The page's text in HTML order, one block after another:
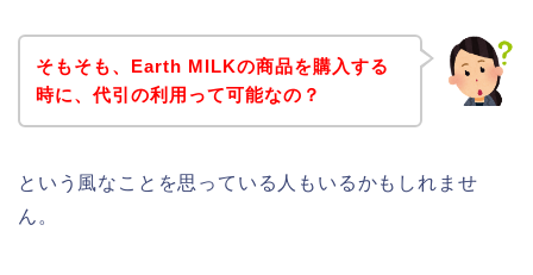
そもそも、Earth MILKの商品を購入する
時に、代引の利用って可能なの？
という風なことを思っている人もいるかもしれませ
ん。